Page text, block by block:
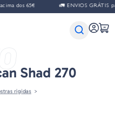
dos 65€ 🚛 ENVIOS GRÁTIS
Shad 270
rigidas